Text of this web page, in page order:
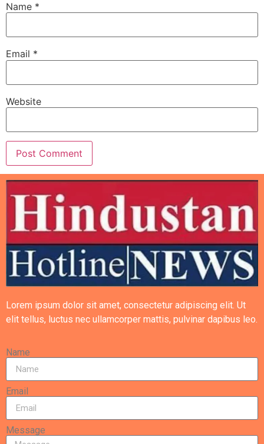
Name *
Email *
Website
Lorem ipsum dolor sit amet, consectetur adipiscing elit. Ut
elit tellus, luctus nec ullamcorper mattis, pulvinar dapibus leo.
Name
Email
Message